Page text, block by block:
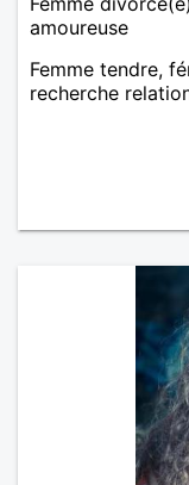
amoureuse
Femme tendre,
recherche